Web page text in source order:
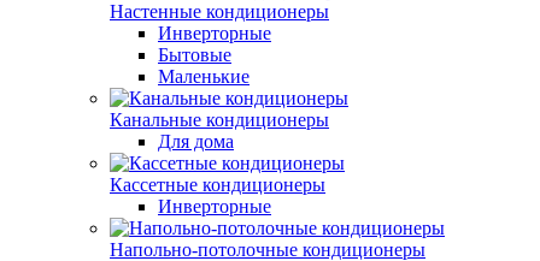
Настенные кондиционеры
Инверторные
Бытовые
Маленькие
Канальные кондиционеры
Для дома
Кассетные кондиционеры
Инверторные
Напольно-потолочные кондиционеры